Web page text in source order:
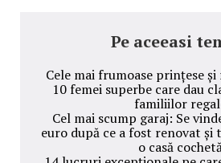
Pe aceeasi
Cele mai frumoase prințese
10 femei superbe care dau
familiilor
Cel mai scump garaj: Se
euro după ce a fost renovat
o casă